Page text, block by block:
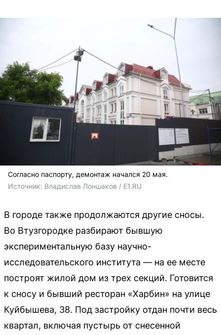
Согласно паспорту, демонтаж начался 20 мая.
Источник: Владислав Лоншаков / E1.RU
В городе также продолжаются другие сносы.
Во Втузгородке разбирают бывшую
экспериментальную базу научно-
исследовательского института — на ее месте
построят жилой дом из трех секций. Готовится
к сносу и бывший ресторан «Харбин» на улице
Куйбышева, 38. Под застройку отдан почти весь
квартал, включая пустырь от снесенной